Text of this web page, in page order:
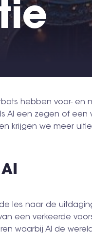
hebben voor- en
AI een zegen of een
krijgen we meer
les naar de
een verkeerde
waarbij AI de wereld